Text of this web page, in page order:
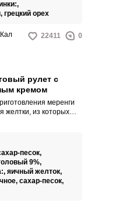
фруктами.
грецкий орех
22411 0
рулет с
кремом
меренги
желтки, из которых
ягодами и фруктами
дополнит ваш
песок,
9%,
яичный желток,
сахар-песок,